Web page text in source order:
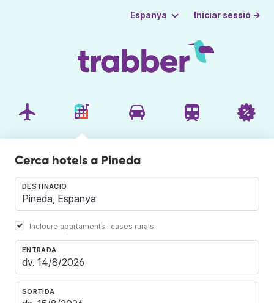
Espanya Iniciar sessió →
Cerca hotels a Pineda
DESTINACIÓ
Incloure apartaments i cases rurals
ENTRADA
SORTIDA